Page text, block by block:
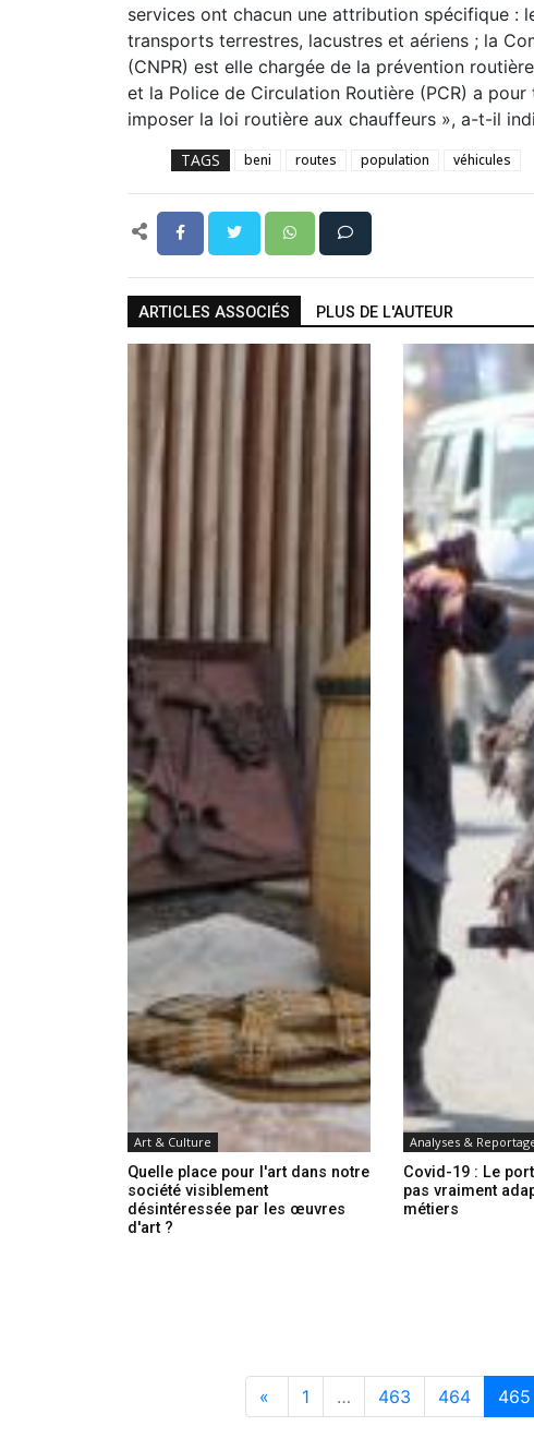
services ont chacun une attribution spécifique :
transports terrestres, lacustres et aériens ; la
(CNPR) est elle chargée de la prévention
et la Police de Circulation Routière (PCR) a
imposer la loi routière aux chauffeurs », a-t-il
TAGS beni routes population véhicules
ARTICLES ASSOCIÉS PLUS DE L'AUTEUR
Art & Culture
Quelle place pour l'art dans notre
société visiblement
désintéressée par les œuvres
d'art ?
Analyses &
Covid-19 : Le
pas vraiment
métiers
« 1 … 463 464 465